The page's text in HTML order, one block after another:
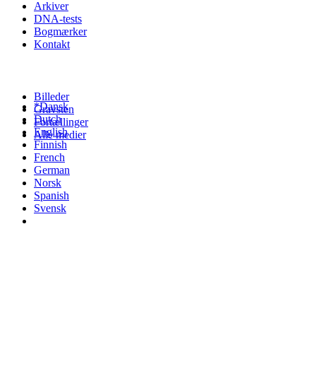
Billeder
Gravsten
Fortællinger
Alle medier
Arkiver
DNA-tests
Bogmærker
Kontakt
*Dansk
Dutch
English
Finnish
French
German
Norsk
Spanish
Svensk